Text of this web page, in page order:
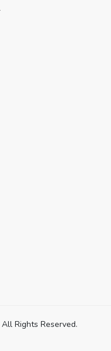
Rights Reserved.